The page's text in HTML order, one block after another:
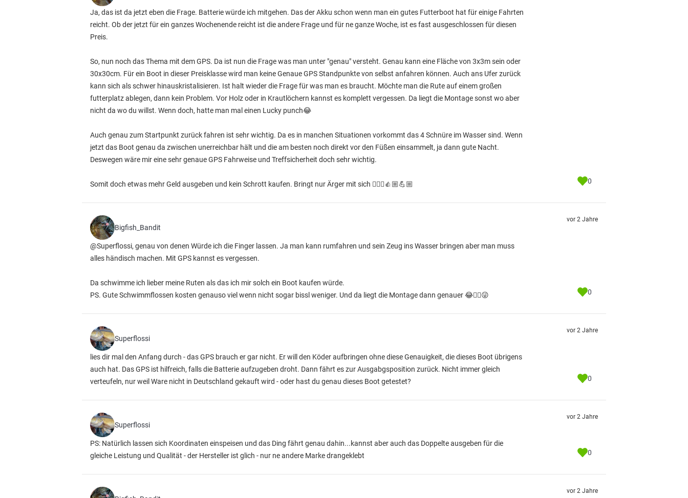
Ja, das ist da jetzt eben die Frage. Batterie würde ich mitgehen. Das der Akku schon wenn man ein gutes Futterboot hat für einige Fahrten
reicht. Ob der jetzt für ein ganzes Wochenende reicht ist die andere Frage und für ne ganze Woche, ist es fast ausgeschlossen für diesen
Preis.
So, nun noch das Thema mit dem GPS. Da ist nun die Frage was man unter "genau" versteht. Genau kann eine Fläche von 3x3m sein oder
30x30cm. Für ein Boot in dieser Preisklasse wird man keine Genaue GPS Standpunkte von selbst anfahren können. Auch ans Ufer zurück
kann sich als schwer hinauskristalisieren. Ist halt wieder die Frage für was man es braucht. Möchte man die Rute auf einem großen
futterplatz ablegen, dann kein Problem. Vor Holz oder in Krautlöchern kannst es komplett vergessen. Da liegt die Montage sonst wo aber
nicht da wo du willst. Wenn doch, hatte man mal einen Lucky punch😂
Auch genau zum Startpunkt zurück fahren ist sehr wichtig. Da es in manchen Situationen vorkommt das 4 Schnüre im Wasser sind. Wenn
jetzt das Boot genau da zwischen unerreichbar hält und die am besten noch direkt vor den Füßen einsammelt, ja dann gute Nacht.
Deswegen wäre mir eine sehr genaue GPS Fahrweise und Treffsicherheit doch sehr wichtig.
Somit doch etwas mehr Geld ausgeben und kein Schrott kaufen. Bringt nur Ärger mit sich 🤷🏽‍♂️👍🏼💪🏼 0
Bigfish_Bandit
@Superflossi, genau von denen Würde ich die Finger lassen. Ja man kann rumfahren und sein Zeug ins Wasser bringen aber man muss
alles händisch machen. Mit GPS kannst es vergessen.
Da schwimme ich lieber meine Ruten als das ich mir solch ein Boot kaufen würde.
PS. Gute Schwimmflossen kosten genauso viel wenn nicht sogar bissl weniger. Und da liegt die Montage dann genauer 😂👍🏼😜
vor 2 Jahre
0
Superflossi
lies dir mal den Anfang durch - das GPS brauch er gar nicht. Er will den Köder aufbringen ohne diese Genauigkeit, die dieses Boot übrigens
auch hat. Das GPS ist hilfreich, falls die Batterie aufzugeben droht. Dann fährt es zur Ausgabgsposition zurück. Nicht immer gleich
verteufeln, nur weil Ware nicht in Deutschland gekauft wird - oder hast du genau dieses Boot getestet?
vor 2 Jahre
0
Superflossi
PS: Natürlich lassen sich Koordinaten einspeisen und das Ding fährt genau dahin...kannst aber auch das Doppelte ausgeben für die
gleiche Leistung und Qualität - der Hersteller ist glich - nur ne andere Marke drangeklebt
vor 2 Jahre
0
vor 2 Jahre